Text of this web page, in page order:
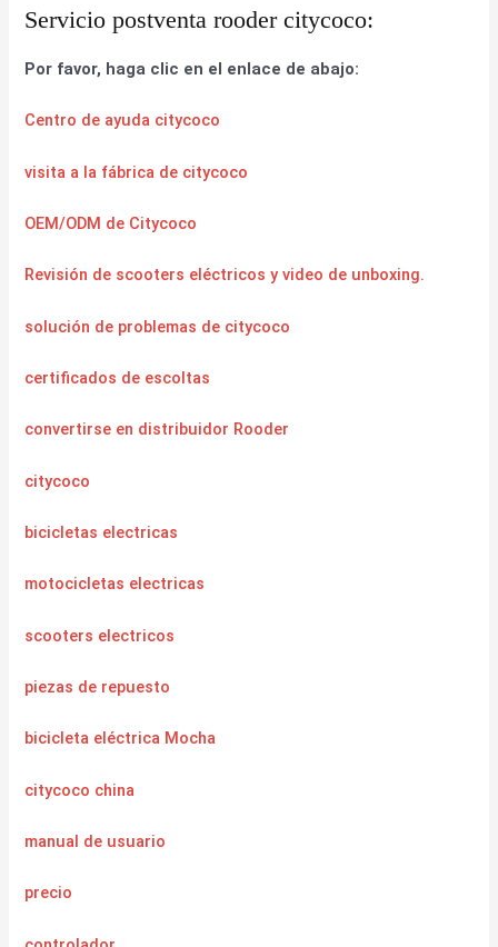
Servicio postventa rooder citycoco:
Por favor, haga clic en el enlace de abajo:
Centro de ayuda citycoco
visita a la fábrica de citycoco
OEM/ODM de Citycoco
Revisión de scooters eléctricos y video de unboxing.
solución de problemas de citycoco
certificados de escoltas
convertirse en distribuidor Rooder
citycoco
bicicletas electricas
motocicletas electricas
scooters electricos
piezas de repuesto
bicicleta eléctrica Mocha
citycoco china
manual de usuario
precio